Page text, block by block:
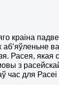
краіна
Расея, якая
з
для